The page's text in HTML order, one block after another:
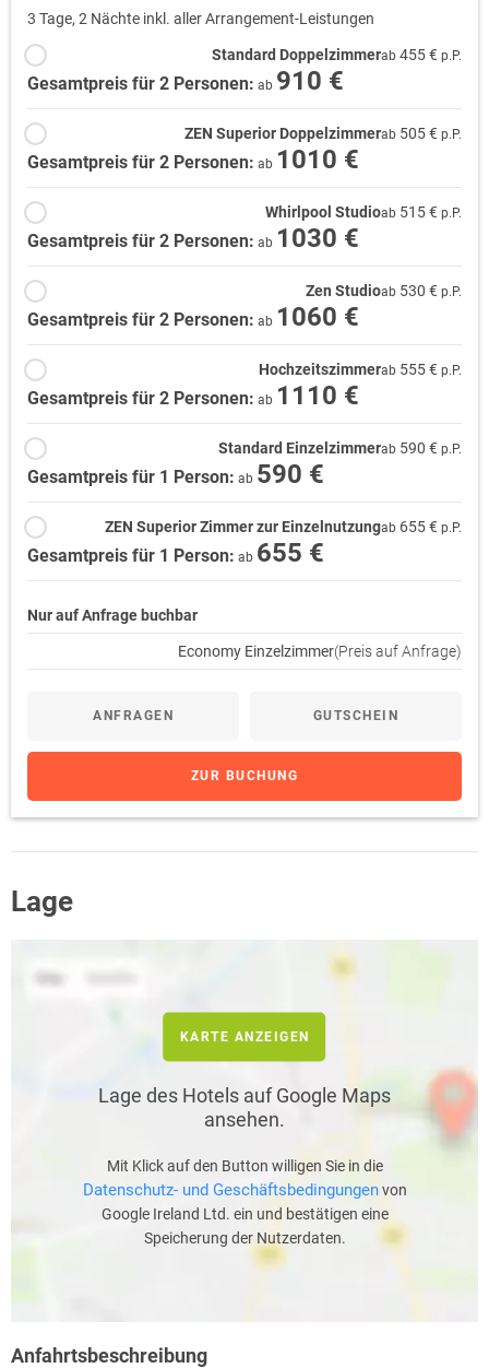
3 Tage, 2 Nächte inkl. aller Arrangement-Leistungen
Standard Doppelzimmerab 455 € p.P.
Gesamtpreis für 2 Personen: ab 910 €
ZEN Superior Doppelzimmerab 505 € p.P.
Gesamtpreis für 2 Personen: ab 1010 €
Whirlpool Studioab 515 € p.P.
Gesamtpreis für 2 Personen: ab 1030 €
Zen Studioab 530 € p.P.
Gesamtpreis für 2 Personen: ab 1060 €
Hochzeitszimmerab 555 € p.P.
Gesamtpreis für 2 Personen: ab 1110 €
Standard Einzelzimmerab 590 € p.P.
Gesamtpreis für 1 Person: ab 590 €
ZEN Superior Zimmer zur Einzelnutzungab 655 € p.P.
Gesamtpreis für 1 Person: ab 655 €
Nur auf Anfrage buchbar
Economy Einzelzimmer(Preis auf Anfrage)
ANFRAGEN GUTSCHEIN
ZUR BUCHUNG
Lage
KARTE ANZEIGEN
Lage des Hotels auf Google Maps
ansehen.
Mit Klick auf den Button willigen Sie in die
Datenschutz- und Geschäftsbedingungenvon
Google Ireland Ltd. ein und bestätigen eine
Speicherung der Nutzerdaten.
Anfahrtsbeschreibung